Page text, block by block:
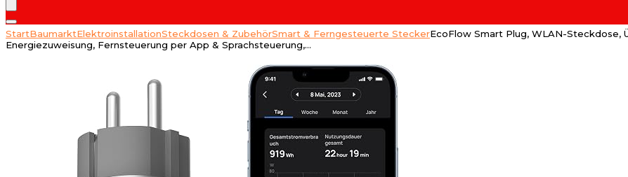
StartBaumarktElektroinstallationSteckdosen & ZubehörSmart & Ferngesteuerte SteckerEcoFlow Smart Plug, WLAN-Steckdose,
Energiezuweisung, Fernsteuerung per App & Sprachsteuerung,…